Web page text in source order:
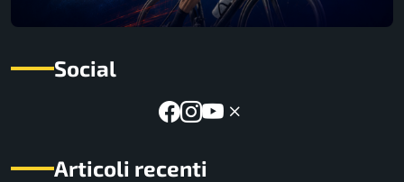
Social
Articoli recenti